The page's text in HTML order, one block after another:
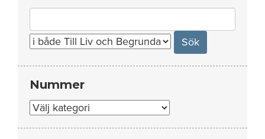
for:
Nummer
Nummer